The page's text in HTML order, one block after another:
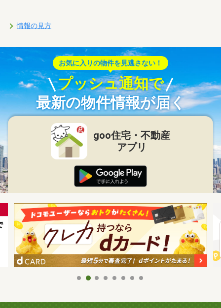
情報の見方
お気に入りの物件を見逃さない！
プッシュ通知で
最新の物件情報が届く
goo住宅・不動産
アプリ